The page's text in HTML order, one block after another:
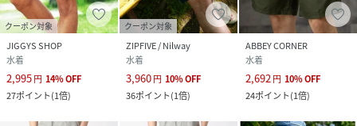
クーポン対象
JIGGYS SHOP
水着
2,995円 14%OFF
27ポイント(1倍)
クーポン対象
ZIPFIVE / Nilway
水着
3,960円 10%OFF
36ポイント(1倍)
ABBEY CORNER
水着
2,692円 10%OFF
24ポイント(1倍)